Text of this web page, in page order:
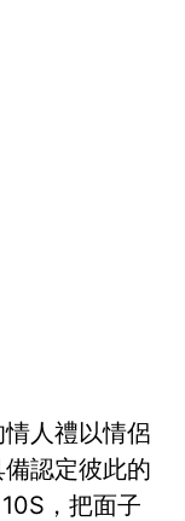
人禮以情侶
認定彼此的
，把面子